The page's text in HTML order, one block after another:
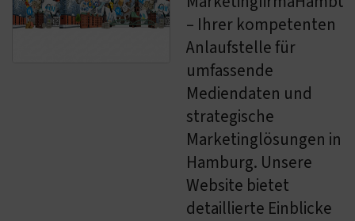
– Ihrer kompetenten
Anlaufstelle für
umfassende
Mediendaten und
strategische
Marketinglösungen in
Hamburg. Unsere
Website bietet
detaillierte Einblicke